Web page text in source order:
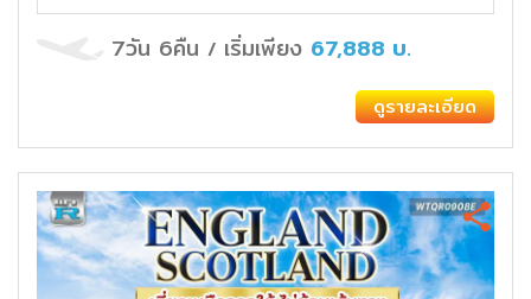
7วัน 6คืน / เริ่มเพียง 67,888 บ.
ดูรายละเอียด